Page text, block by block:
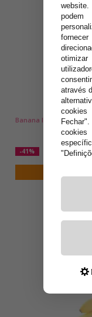
Banana ICE Frozen
-41%
podem
através